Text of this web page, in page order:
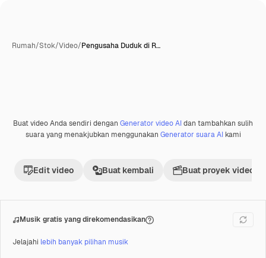
Rumah/Stok/Video/Pengusaha Duduk di R…
Premium
Buat video Anda sendiri dengan Generator video AIdan tambahkan sulih
suara yang menakjubkan menggunakan Generator suara AIkami
Edit video Buat kembali Buat proyek video
Musik gratis yang direkomendasikan
Jelajahi lebih banyak pilihan musik